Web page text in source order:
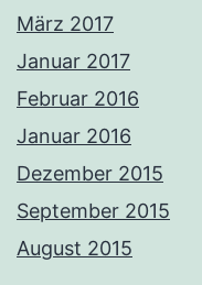
März 2017
Januar 2017
Februar 2016
Januar 2016
Dezember 2015
September 2015
August 2015